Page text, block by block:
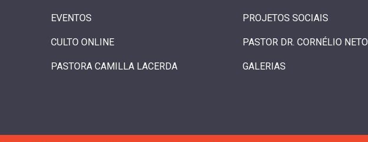
EVENTOS PROJETOS SOCIAIS
CULTO ONLINE PASTOR DR. CORNÉLIO NETO
PASTORA CAMILLA LACERDA GALERIAS